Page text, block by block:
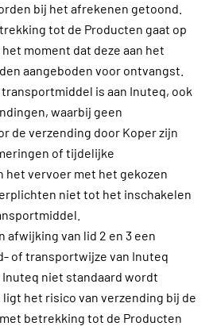
bij het afrekenen getoond.
tot de Producten gaat op
moment dat deze aan het
aangeboden voor ontvangst.
transportmiddel is aan Inuteq, ook
waarbij geen
de verzending door Koper zijn
of tijdelijke
het vervoer met het gekozen
niet tot het inschakelen
afwijking van lid 2 en 3 een
of transportwijze van Inuteq
niet standaard wordt
ligt het risico van verzending bij de
betrekking tot de Producten